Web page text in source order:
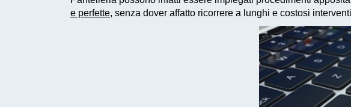
e perfette, senza dover affatto ricorrere a lunghi e costosi